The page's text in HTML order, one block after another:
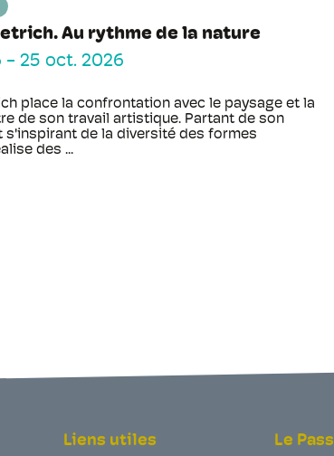
Au rythme de la nature
- 25 oct. 2026
place la confrontation avec le paysage et la
de son travail artistique. Partant de son
s'inspirant de la diversité des formes
des ...
Liens utiles Le Pass